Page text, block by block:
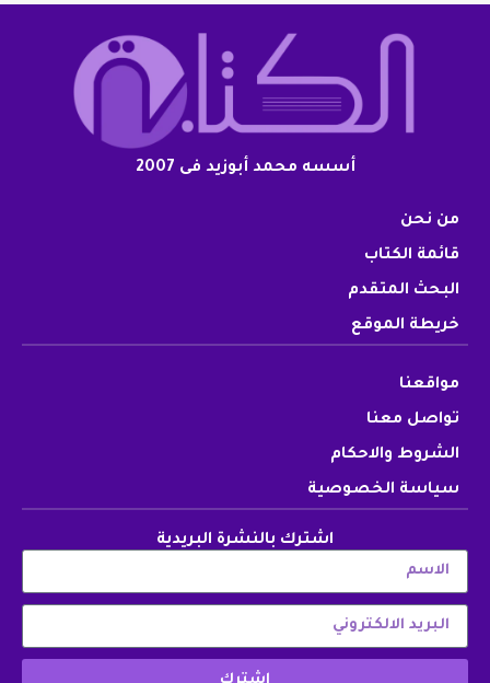
أسسه محمد أبوزيد فى 2007
من نحن
قائمة الكتاب
البحث المتقدم
خريطة الموقع
مواقعنا
تواصل معنا
الشروط والاحكام
سياسة الخصوصية
اشترك بالنشرة البريدية